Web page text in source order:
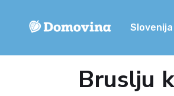
Slovenija
Bruslju